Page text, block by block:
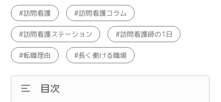
訪問看護 訪問看護コラム
訪問看護ステーション 訪問看護師の1日
転職理由 長く働ける職場
目次